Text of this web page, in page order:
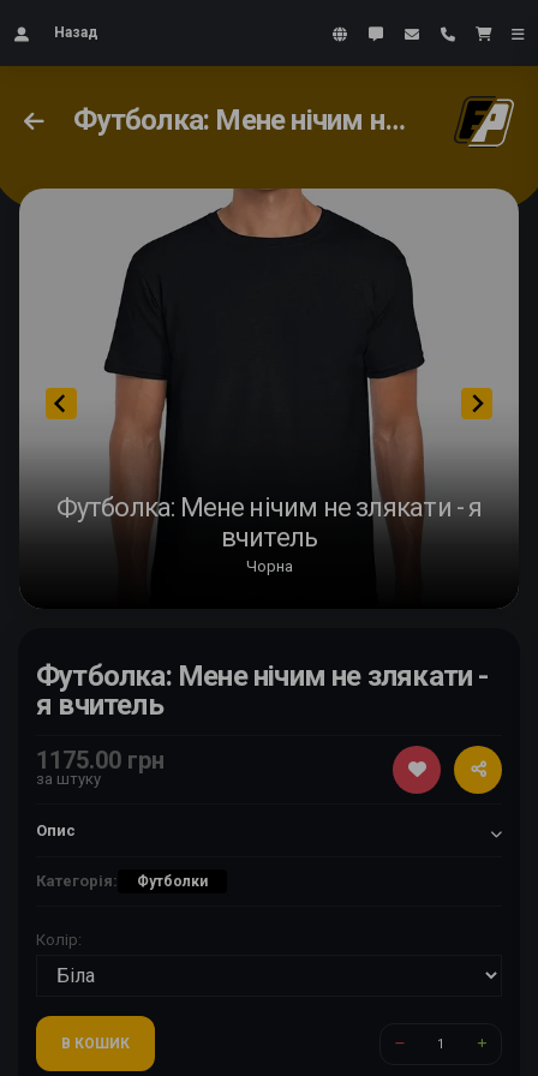
Назад
Футболка: Мене нічим не злякати - я вчитель
Футболка: Мене нічим не злякати - я
вчитель
Чорна
Футболка: Мене нічим не злякати -
я вчитель
1175.00 грн
за штуку
Опис
Категорія: Футболки
Колір:
В КОШИК